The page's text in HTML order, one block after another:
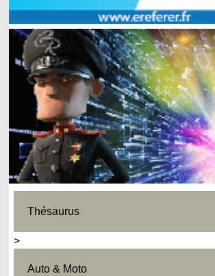
Thésaurus
>
Auto & Moto